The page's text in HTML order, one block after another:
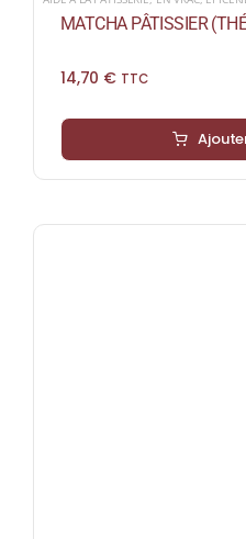
MATCHA PÂTISSIER
14,70 € TTC